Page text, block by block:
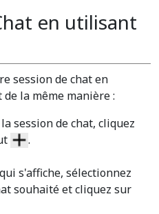
en utilisant
session de chat en
la même manière :
session de chat, cliquez
.
s'affiche, sélectionnez
souhaité et cliquez sur